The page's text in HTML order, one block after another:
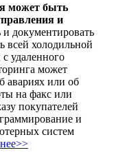
может быть
и
и документировать
всей холодильной
удаленного
может
авариях или об
на факс или
покупателей
и
систем